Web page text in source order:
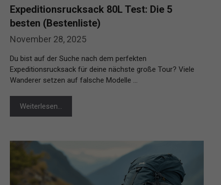
November 28, 2025
Expeditionsrucksack 80L Test: Die 5
besten (Bestenliste)
Du bist auf der Suche nach dem perfekten
Expeditionsrucksack für deine nächste große Tour? Viele
Wanderer setzen auf falsche Modelle …
Weiterlesen…